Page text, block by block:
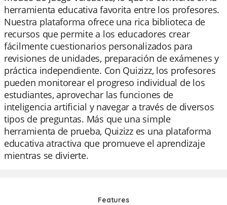
herramienta educativa favorita entre los profesores.
Nuestra plataforma ofrece una rica biblioteca de
recursos que permite a los educadores crear
fácilmente cuestionarios personalizados para
revisiones de unidades, preparación de exámenes y
práctica independiente. Con Quizizz, los profesores
pueden monitorear el progreso individual de los
estudiantes, aprovechar las funciones de
inteligencia artificial y navegar a través de diversos
tipos de preguntas. Más que una simple
herramienta de prueba, Quizizz es una plataforma
educativa atractiva que promueve el aprendizaje
mientras se divierte.
Features